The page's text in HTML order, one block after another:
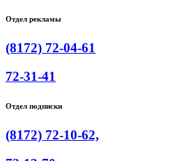
Отдел рекламы
(8172) 72-04-61
72-31-41
Отдел подписки
(8172) 72-10-62,